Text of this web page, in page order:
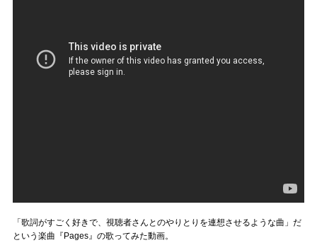
「歌詞がすごく好きで、視聴者さんとのやりとりを連想させるような曲」だ
という楽曲『Pages』の歌ってみた動画。